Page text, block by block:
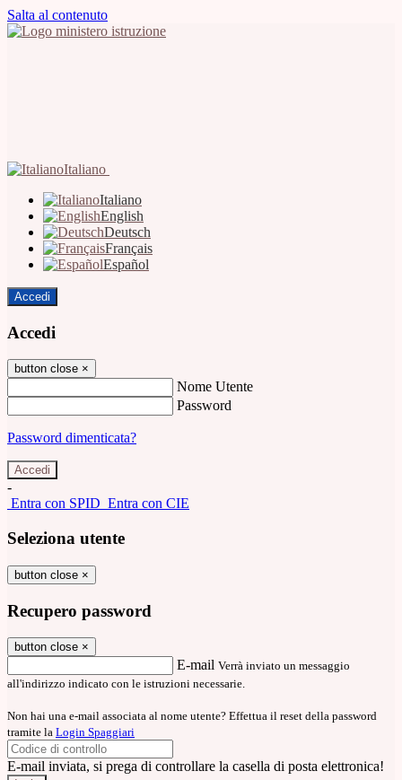
Salta al contenuto
Italiano
Italiano
English
Deutsch
Français
Español
Accedi
Accedi
button close ×
Nome Utente
Password
Password dimenticata?
-
Entra con SPID Entra con CIE
Seleziona utente
button close ×
Recupero password
button close ×
E-mail Verrà inviato un messaggio
all'indirizzo indicato con le istruzioni necessarie.
Non hai una e-mail associata al nome utente? Effettua il reset della password
tramite la Login Spaggiari
E-mail inviata, si prega di controllare la casella di posta elettronica!